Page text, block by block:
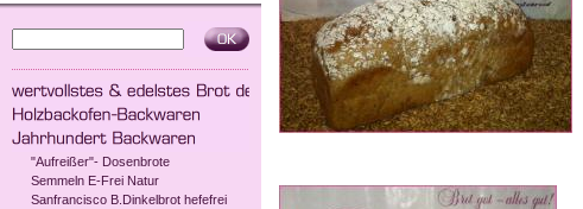
"Aufreißer"- Dosenbrote
Semmeln E-Frei Natur
Sanfrancisco B.Dinkelbrot hefefrei